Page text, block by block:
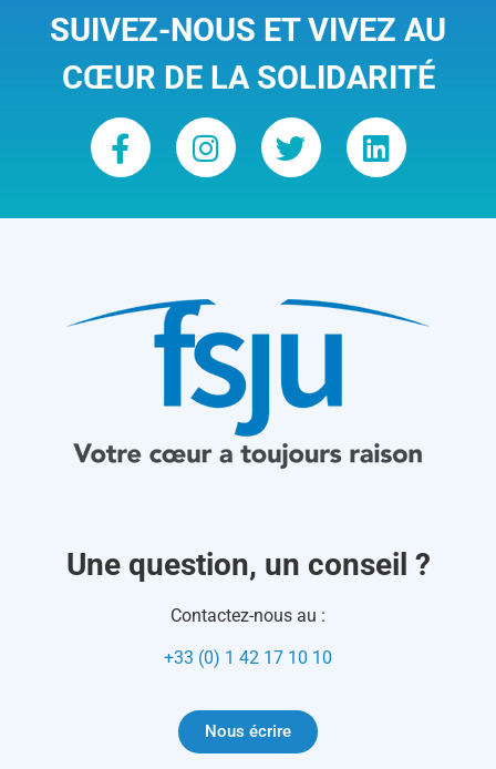
SUIVEZ-NOUS ET VIVEZ AU
CŒUR DE LA SOLIDARITÉ
Une question, un conseil ?
Contactez-nous au :
+33 (0) 1 42 17 10 10
Nous écrire